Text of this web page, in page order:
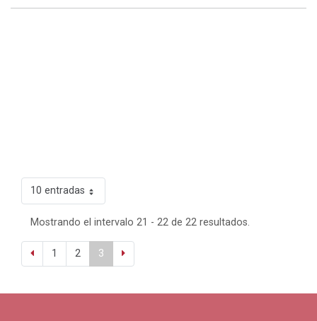
10 entradas
Mostrando el intervalo 21 - 22 de 22 resultados.
1 2 3